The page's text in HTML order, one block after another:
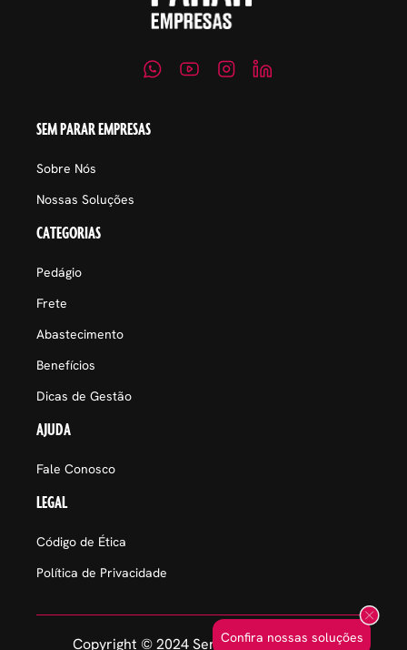
Confira nossas soluções
SEM PARAR EMPRESAS
Sobre Nós
Nossas Soluções
CATEGORIAS
Pedágio
Frete
Abastecimento
Benefícios
Dicas de Gestão
AJUDA
Fale Conosco
LEGAL
Código de Ética
Política de Privacidade
Copyright © 2024 Sem Parar Empresas.